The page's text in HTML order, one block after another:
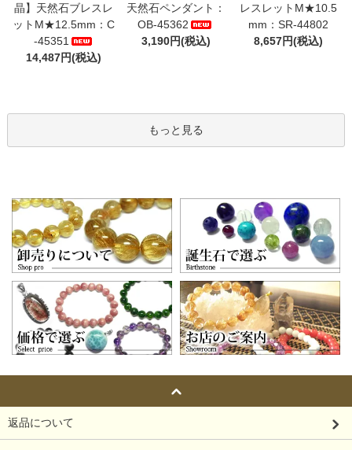
晶】天然石ブレスレ
ットM★12.5mm：C
-45351
14,487円(税込)
天然石ペンダント：
OB-45362
3,190円(税込)
レスレットM★10.5
mm：SR-44802
8,657円(税込)
もっと見る
返品について